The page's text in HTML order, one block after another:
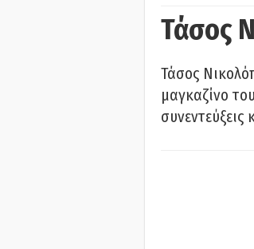
Τάσος
Τάσος
μαγκαζίνο